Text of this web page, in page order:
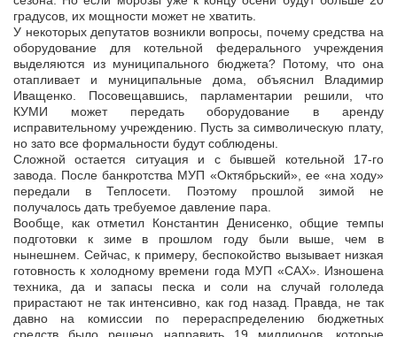
градусов, их мощности может не хватить.
У некоторых депутатов возникли вопросы, почему средства на
оборудование для котельной федерального учреждения
выделяются из муниципального бюджета? Потому, что она
отапливает и муниципальные дома, объяснил Владимир
Иващенко. Посовещавшись, парламентарии решили, что
КУМИ может передать оборудование в аренду
исправительному учреждению. Пусть за символическую плату,
но зато все формальности будут соблюдены.
Сложной остается ситуация и с бывшей котельной 17-го
завода. После банкротства МУП «Октябрьский», ее «на ходу»
передали в Теплосети. Поэтому прошлой зимой не
получалось дать требуемое давление пара.
Вообще, как отметил Константин Денисенко, общие темпы
подготовки к зиме в прошлом году были выше, чем в
нынешнем. Сейчас, к примеру, беспокойство вызывает низкая
готовность к холодному времени года МУП «САХ». Изношена
техника, да и запасы песка и соли на случай гололеда
прирастают не так интенсивно, как год назад. Правда, не так
давно на комиссии по перераспределению бюджетных